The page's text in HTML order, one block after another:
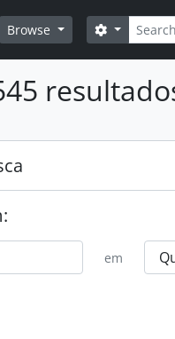
Browse Buscar
Opções de
em